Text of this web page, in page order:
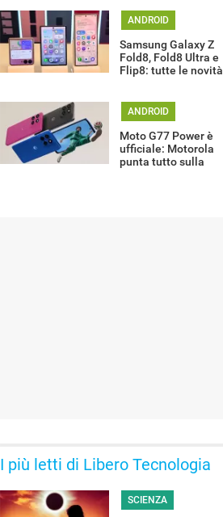
ANDROID
Samsung Galaxy Z
Fold8, Fold8 Ultra e
Flip8: tutte le novità
ANDROID
Moto G77 Power è
ufficiale: Motorola
punta tutto sulla
I più letti di Libero Tecnologia
SCIENZA